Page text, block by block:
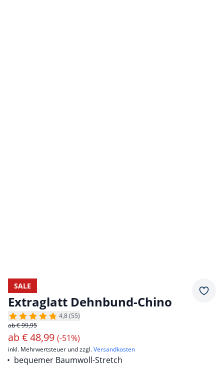
SALE
Extraglatt Dehnbund-Chino
4,8 (55)
ab € 99,95
ab€48,99 (-51%)
inkl. Mehrwertsteuer und zzgl.Versandkosten
bequemer Baumwoll-Stretch